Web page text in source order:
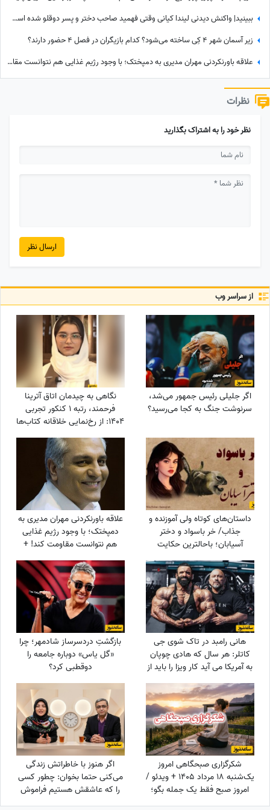
ببینید| واکنش دیدنی لیندا کیانی وقتی فهمید صاحب دختر و پسر دوقلو شده است؛ حس عجیبی داشتم چون فهمیدم پسرم یه...
زیر آسمان شهر 4 کِی ساخته می‌شود؟ کدام بازیگران در فصل 4 حضور دارند؟
علاقه باورنکردنی مهران مدیری به دمپختک؛ با وجود رژیم غذایی هم نتوانست مقاومت کند! + ویدئو
نظرات
نظر خود را به اشتراک بگذارید
ارسال نظر
از سراسر وب
اگر جلیلی رئیس جمهور می‌شد،
سرنوشت جنگ به کجا می‌رسید؟
نگاهی به چیدمان اتاق آترینا
فرحمند، رتبه 1 کنکور تجربی
1404: از رخ‌نمایی خلاقانه کتاب‌ها
تا حضور شازده کوچولو/فضایی
روح‌انگیز و آرامش‌بخش برای تمرکز
و موفقیت
داستان‌های کوتاه ولی آموزنده و
جذاب/ خر باسواد و دختر
آسیابان؛ باحالترین حکایت
مرزبان نامه
علاقه باورنکردنی مهران مدیری به
دمپختک؛ با وجود رژیم غذایی
هم نتوانست مقاومت کند! +
ویدئو
هانی رامبد در تاک شوی جی
کاتلر: هر سال که هادی چوپان
به آمریکا می آید کار ویزا را باید از
صفر انجام دهیم/ این که او
قهرمان مستر المپیا است هیچ
فرقی برای موضوع ویزا ندارد
بازگشتِ دردسرساز شادمهر؛ چرا
«گل یاس» دوباره جامعه را
دو‌قطبی کرد؟
شکرگزاری صبحگاهی امروز
یک‌شنبه 18 مرداد 1405 + ویدئو /
امروز صبح فقط یک جمله بگو؛
شاید نگاهت به زندگی عوض
اگر هنوز با خاطراتش زندگی
می‌کنی حتما بخوان: چطور کسی
را که عاشقش هستیم فراموش
کنیم؟